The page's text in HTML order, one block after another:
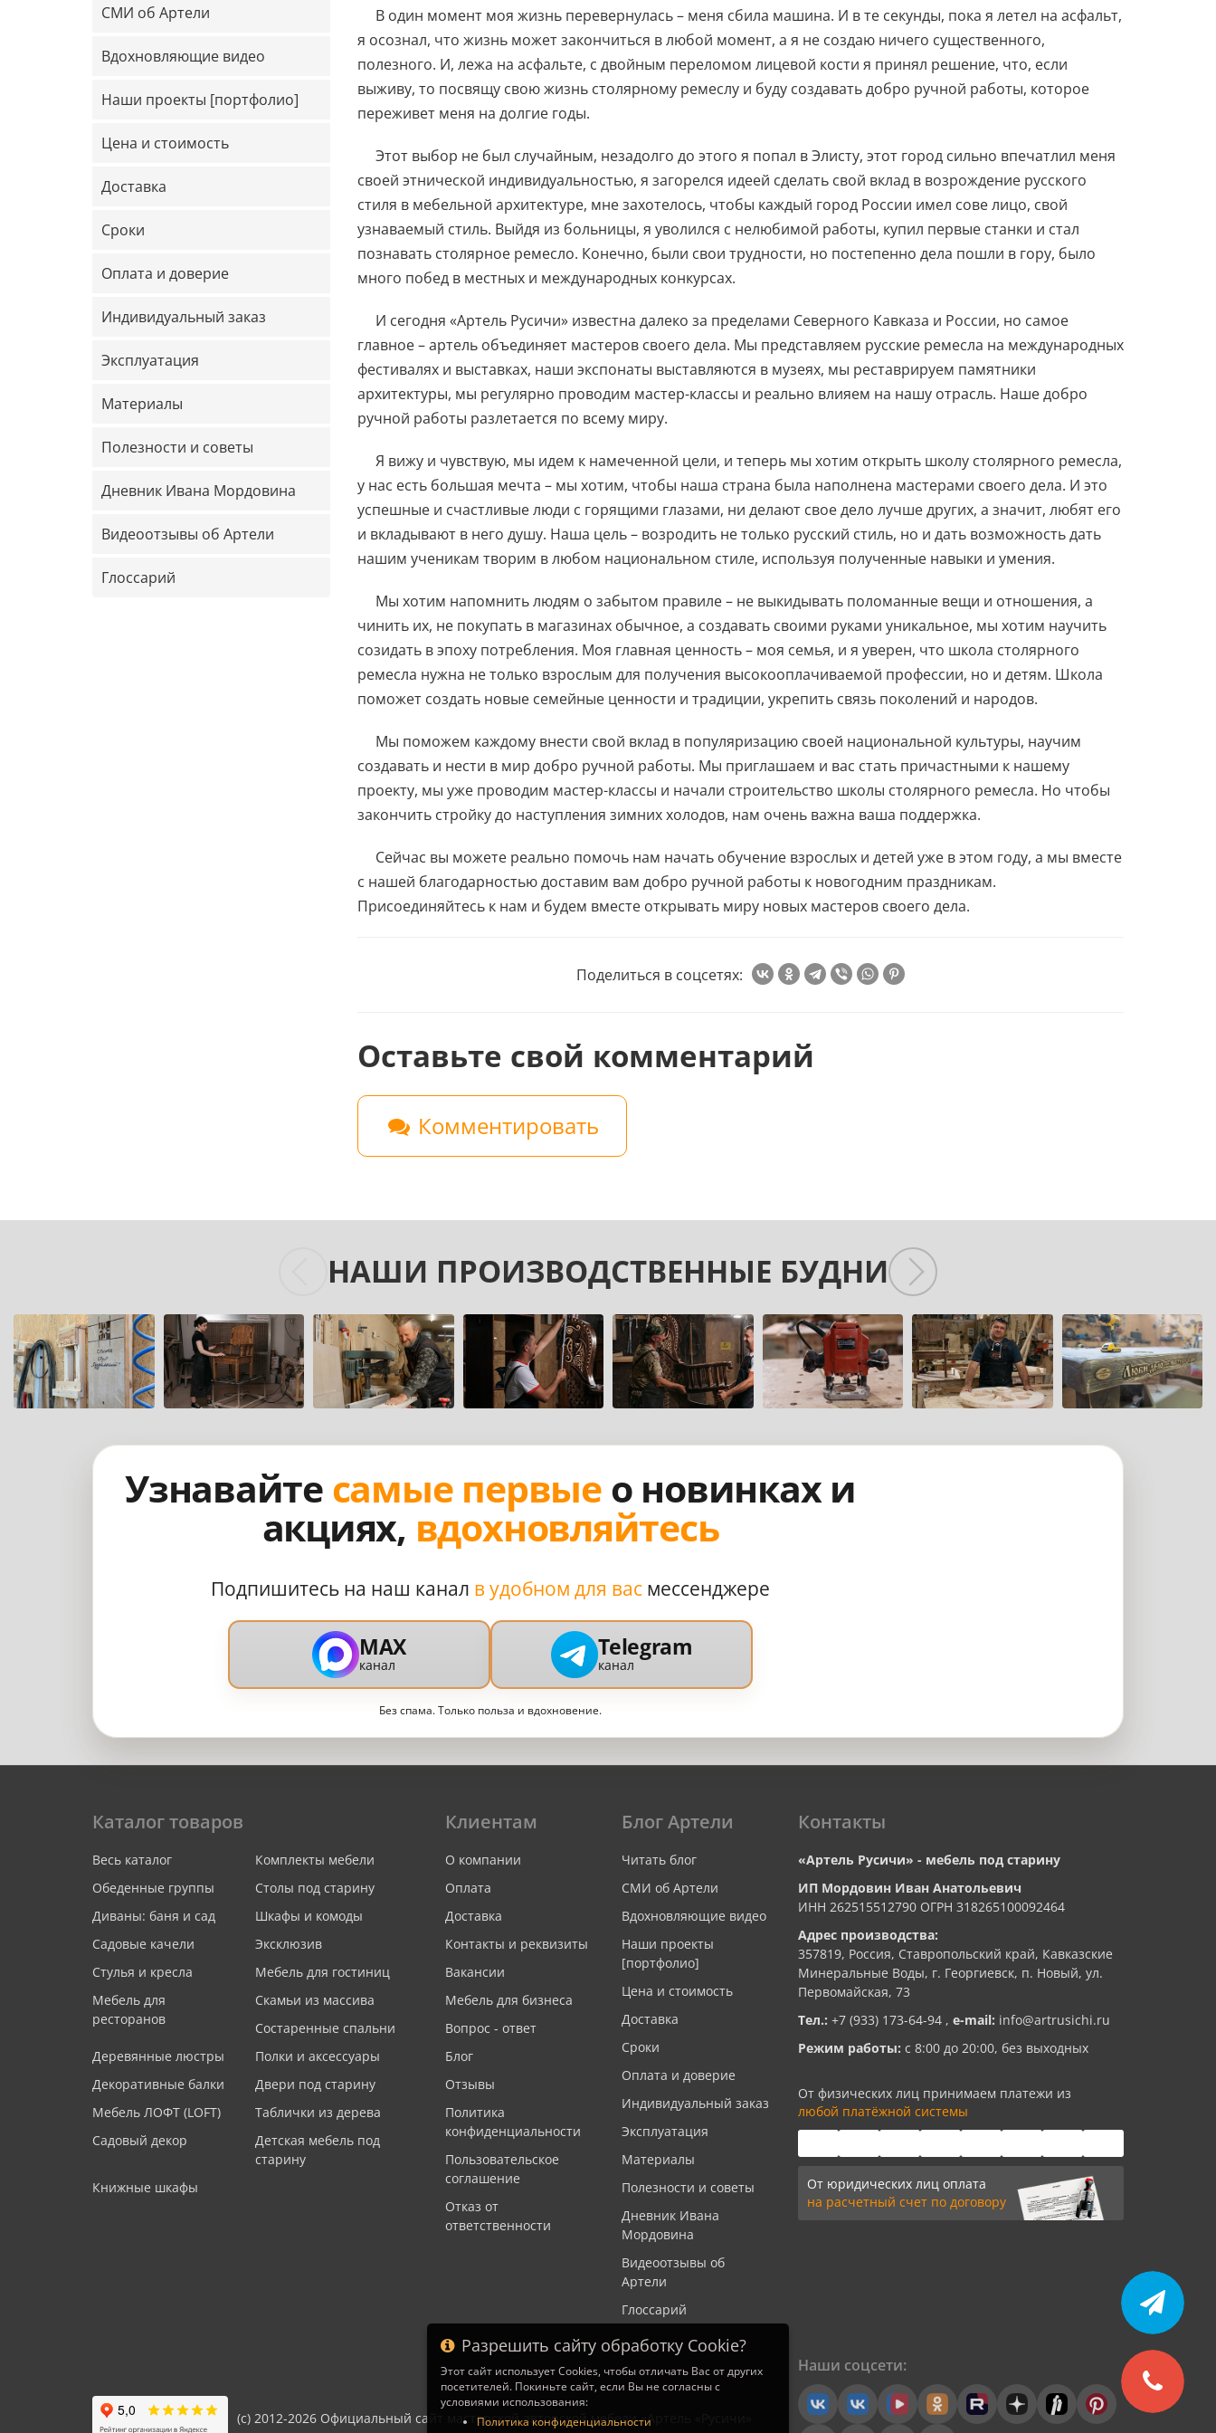
В один момент моя жизнь перевернулась – меня сбила машина. И в те секунды, пока я летел на асфальт,
я осознал, что жизнь может закончиться в любой момент, а я не создаю ничего существенного,
полезного. И, лежа на асфальте, с двойным переломом лицевой кости я принял решение, что, если
выживу, то посвящу свою жизнь столярному ремеслу и буду создавать добро ручной работы, которое
переживет меня на долгие годы.
Этот выбор не был случайным, незадолго до этого я попал в Элисту, этот город сильно впечатлил меня
своей этнической индивидуальностью, я загорелся идеей сделать свой вклад в возрождение русского
стиля в мебельной архитектуре, мне захотелось, чтобы каждый город России имел сове лицо, свой
узнаваемый стиль. Выйдя из больницы, я уволился с нелюбимой работы, купил первые станки и стал
познавать столярное ремесло. Конечно, были свои трудности, но постепенно дела пошли в гору, было
много побед в местных и международных конкурсах.
И сегодня «Артель Русичи» известна далеко за пределами Северного Кавказа и России, но самое
главное – артель объединяет мастеров своего дела. Мы представляем русские ремесла на международных
фестивалях и выставках, наши экспонаты выставляются в музеях, мы реставрируем памятники
архитектуры, мы регулярно проводим мастер-классы и реально влияем на нашу отрасль. Наше добро
ручной работы разлетается по всему миру.
Я вижу и чувствую, мы идем к намеченной цели, и теперь мы хотим открыть школу столярного ремесла,
у нас есть большая мечта – мы хотим, чтобы наша страна была наполнена мастерами своего дела. И это
успешные и счастливые люди с горящими глазами, ни делают свое дело лучше других, а значит, любят его
и вкладывают в него душу. Наша цель – возродить не только русский стиль, но и дать возможность дать
нашим ученикам творим в любом национальном стиле, используя полученные навыки и умения.
Мы хотим напомнить людям о забытом правиле – не выкидывать поломанные вещи и отношения, а
чинить их, не покупать в магазинах обычное, а создавать своими руками уникальное, мы хотим научить
созидать в эпоху потребления. Моя главная ценность – моя семья, и я уверен, что школа столярного
ремесла нужна не только взрослым для получения высокооплачиваемой профессии, но и детям. Школа
поможет создать новые семейные ценности и традиции, укрепить связь поколений и народов.
Мы поможем каждому внести свой вклад в популяризацию своей национальной культуры, научим
создавать и нести в мир добро ручной работы. Мы приглашаем и вас стать причастными к нашему
проекту, мы уже проводим мастер-классы и начали строительство школы столярного ремесла. Но чтобы
закончить стройку до наступления зимних холодов, нам очень важна ваша поддержка.
Сейчас вы можете реально помочь нам начать обучение взрослых и детей уже в этом году, а мы вместе
с нашей благодарностью доставим вам добро ручной работы к новогодним праздникам.
Присоединяйтесь к нам и будем вместе открывать миру новых мастеров своего дела.
Поделиться в соцсетях:
Оставьте свой комментарий
Комментировать
СМИ об Артели
Вдохновляющие видео
Наши проекты [портфолио]
Цена и стоимость
Доставка
Сроки
Оплата и доверие
Индивидуальный заказ
Эксплуатация
Материалы
Полезности и советы
Дневник Ивана Мордовина
Видеоотзывы об Артели
Глоссарий
НАШИ ПРОИЗВОДСТВЕННЫЕ БУДНИ
Узнавайтесамые первыео новинках и
акциях, вдохновляйтесь
Подпишитесь на наш канал в удобном для вас мессенджере
MAX
канал
Telegram
канал
Без спама. Только польза и вдохновение.
Каталог товаров
Весь каталог
Комплекты мебели
Обеденные группы
Столы под старину
Диваны: баня и сад
Шкафы и комоды
Садовые качели
Эксклюзив
Стулья и кресла
Мебель для гостиниц
Мебель для
ресторанов
Скамьи из массива
Состаренные спальни
Деревянные люстры
Полки и аксессуары
Декоративные балки
Двери под старину
Мебель ЛОФТ (LOFT)
Таблички из дерева
Садовый декор
Детская мебель под
старину
Книжные шкафы
Клиентам
О компании
Оплата
Доставка
Контакты и реквизиты
Вакансии
Мебель для бизнеса
Вопрос - ответ
Блог
Отзывы
Политика
конфиденциальности
Пользовательское
соглашение
Отказ от
ответственности
Блог Артели
Читать блог
СМИ об Артели
Вдохновляющие видео
Наши проекты
[портфолио]
Цена и стоимость
Доставка
Сроки
Оплата и доверие
Индивидуальный заказ
Эксплуатация
Материалы
Полезности и советы
Дневник Ивана
Мордовина
Видеоотзывы об
Артели
Глоссарий
Контакты
«Артель Русичи» - мебель под старину
ИП Мордовин Иван Анатольевич
ИНН 262515512790 ОГРН 318265100092464
Адрес производства:
357819, Россия, Ставропольский край, Кавказские
Минеральные Воды, г. Георгиевск, п. Новый, ул.
Первомайская, 73
Тел.: +7 (933) 173-64-94 , e-mail: info@artrusichi.ru
Режим работы: с 8:00 до 20:00, без выходных
От физических лиц принимаем платежи из
любой платёжной системы
От юридических лиц оплата
на расчетный счет по договору
(с) 2012-2026 Официальный сайт мастерской авторской мебели «Артель «Русичи»
Наши соцсети:
Разрешить сайту обработку Cookie?
Этот сайт использует Cookies, чтобы отличать Вас от других
посетителей. Покиньте сайт, если Вы не согласны с
условиями использования:
Политика конфиденциальности